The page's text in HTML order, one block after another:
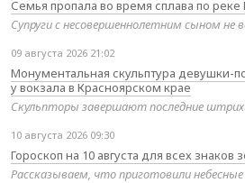
Семья пропала во время сплава по
Супруги с несовершеннолетним сыном не
09 августа 2026 21:02
Монументальная скульптура девушки-
у вокзала в Красноярском крае
Скульпторы завершают последние
10 августа 2026 09:30
Гороскоп на 10 августа для всех знаков
Рассказываем, что приготовили небесные